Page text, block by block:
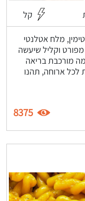
קל
מלח אטלנטי
מפורט וקליל שיעשה
מורכבת בריאה
לכל ארוחה, תהנו
8375